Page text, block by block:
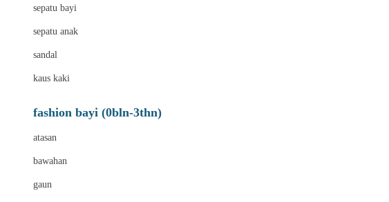
sepatu bayi
sepatu anak
sandal
kaus kaki
fashion bayi (0bln-3thn)
atasan
bawahan
gaun